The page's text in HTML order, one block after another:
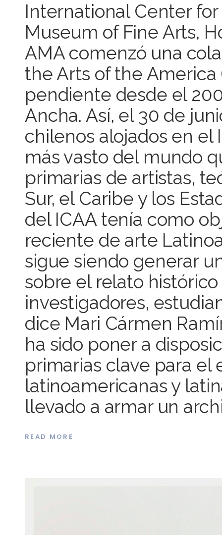
International Center
Museum of Fine Arts,
AMA comenzó una
the Arts of the
pendiente desde el
Ancha. Así, el 30 de
chilenos alojados en el
más vasto del mundo
primarias de artistas,
Sur, el Caribe y los
del ICAA tenía como
reciente de arte
sigue siendo generar
sobre el relato
investigadores,
dice Mari Cármen
ha sido poner a
primarias clave para el
latinoamericanas y
llevado a armar un
READ MORE